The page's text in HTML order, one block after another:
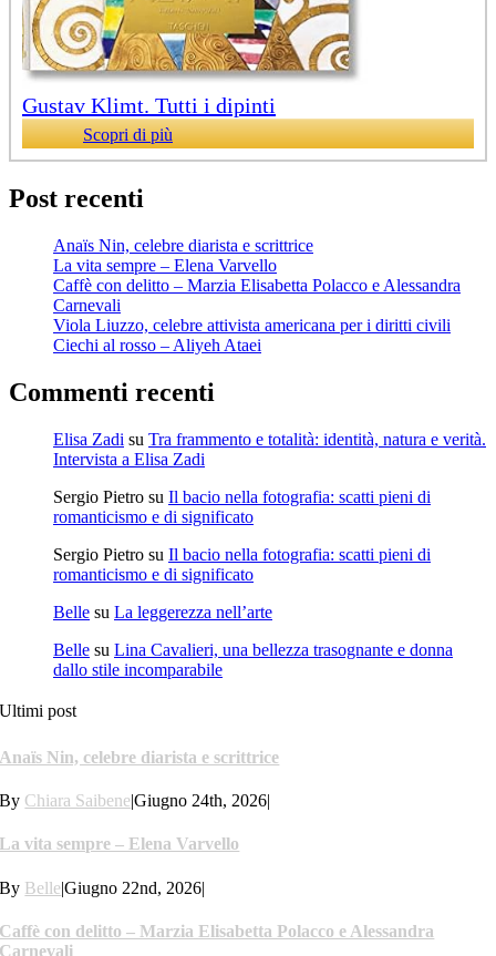
Gustav Klimt. Tutti i dipinti
Scopri di più
Post recenti
Anaïs Nin, celebre diarista e scrittrice
La vita sempre – Elena Varvello
Caffè con delitto – Marzia Elisabetta Polacco e Alessandra
Carnevali
Viola Liuzzo, celebre attivista americana per i diritti civili
Ciechi al rosso – Aliyeh Ataei
Commenti recenti
Elisa Zadi su Tra frammento e totalità: identità, natura e verità.
Intervista a Elisa Zadi
Sergio Pietro su Il bacio nella fotografia: scatti pieni di
romanticismo e di significato
Sergio Pietro su Il bacio nella fotografia: scatti pieni di
romanticismo e di significato
Belle su La leggerezza nell’arte
Belle su Lina Cavalieri, una bellezza trasognante e donna
dallo stile incomparabile
Ultimi post
Anaïs Nin, celebre diarista e scrittrice
By Chiara Saibene|Giugno 24th, 2026|
La vita sempre – Elena Varvello
By Belle|Giugno 22nd, 2026|
Caffè con delitto – Marzia Elisabetta Polacco e Alessandra
Carnevali